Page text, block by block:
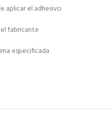
aplicar el adhesivo
fabricante
especificada